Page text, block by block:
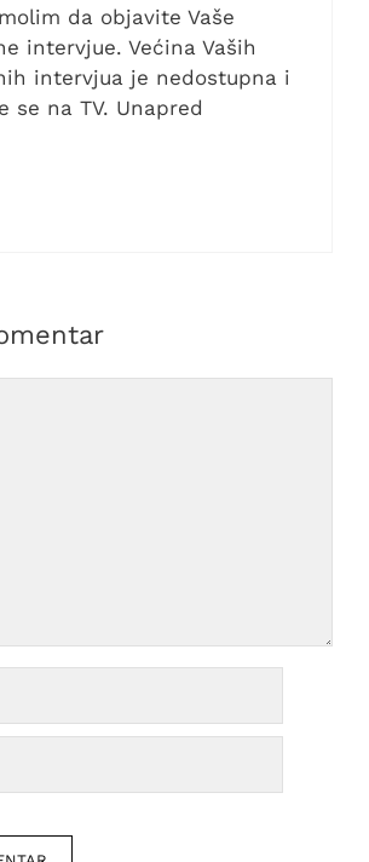
da objavite Vaše
intervjue. Većina Vaših
intervjua je nedostupna i
se na TV. Unapred